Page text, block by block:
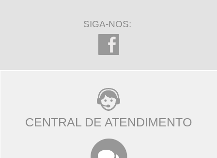
SIGA-NOS:
CENTRAL DE ATENDIMENTO